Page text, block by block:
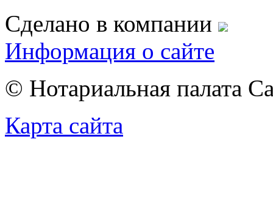
Сделано в компании
Информация о сайте
© Нотариальная палата
Карта сайта